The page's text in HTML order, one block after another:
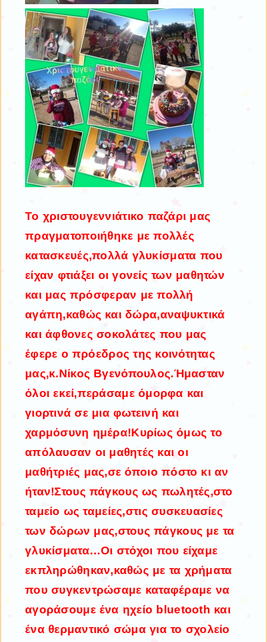
Το χριστουγεννιάτικο παζάρι μας
πραγματοποιήθηκε με πολλές
κατασκευές,πολλά γλυκίσματα που
είχαν φτιάξει οι γονείς των μαθητών
και μας πρόσφεραν με πολλή
αγάπη,καθώς και δώρα,αναψυκτικά
και άφθονες σοκολάτες που μας
έφερε ο πρόεδρος της κοινότητας
μας,κ.Νίκος Βγενόπουλος.Ήμασταν
όλοι εκεί,περάσαμε όμορφα και
γιορτινά σε μια φωτεινή και
χαρμόσυνη ημέρα!Κυρίως όμως το
απόλαυσαν οι μαθητές και οι
μαθήτριές μας,σε όποιο πόστο κι αν
ήταν!Στους πάγκους ως πωλητές,στο
ταμείο ως ταμείες,στις συσκευασίες
των δώρων μας,στους πάγκους με τα
γλυκίσματα…Οι στόχοι που είχαμε
εκπληρώθηκαν,καθώς με τα χρήματα
που συγκεντρώσαμε καταφέραμε να
αγοράσουμε ένα ηχείο bluetooth και
ένα θερμαντικό σώμα για το σχολείο